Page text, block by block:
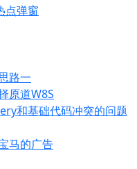
点弹窗
路一
原道W8S
和基础代码冲突的问题
马的广告